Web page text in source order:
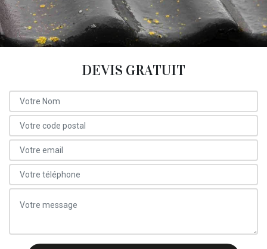
DEVIS GRATUIT